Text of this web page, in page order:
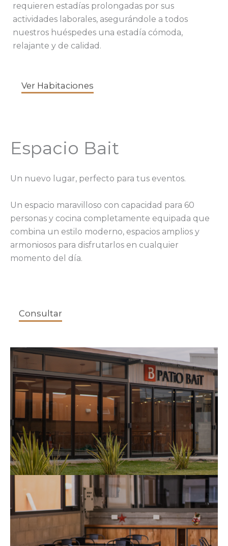
requieren estadías prolongadas por sus
actividades laborales, asegurándole a todos
nuestros huéspedes una estadía cómoda,
relajante y de calidad.
Ver Habitaciones
Espacio Bait
Un nuevo lugar, perfecto para tus eventos.
Un espacio maravilloso con capacidad para 60
personas y cocina completamente equipada que
combina un estilo moderno, espacios amplios y
armoniosos para disfrutarlos en cualquier
momento del día.
Consultar